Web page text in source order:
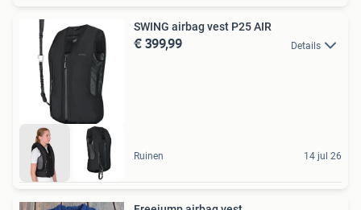
SWING airbag vest P25 AIR
€ 399,99 Details
Ruinen 14 jul 26